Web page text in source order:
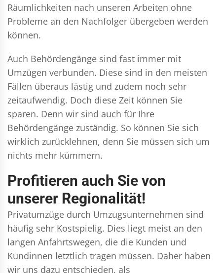
Räumlichkeiten nach unseren Arbeiten ohne
Probleme an den Nachfolger übergeben werden
können.
Auch Behördengänge sind fast immer mit
Umzügen verbunden. Diese sind in den meisten
Fällen überaus lästig und zudem noch sehr
zeitaufwendig. Doch diese Zeit können Sie
sparen. Denn wir sind auch für Ihre
Behördengänge zuständig. So können Sie sich
wirklich zurücklehnen, denn Sie müssen sich um
nichts mehr kümmern.
Profitieren auch Sie von
unserer Regionalität!
Privatumzüge durch Umzugsunternehmen sind
häufig sehr Kostspielig. Dies liegt meist an den
langen Anfahrtswegen, die die Kunden und
Kundinnen letztlich tragen müssen. Daher haben
wir uns dazu entschieden, als